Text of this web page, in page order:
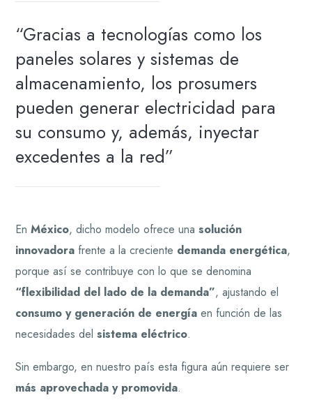
Gracias a tecnologías como los
paneles solares y sistemas de
almacenamiento, los prosumers
pueden generar electricidad para
su consumo y, además, inyectar
excedentes a la red
EnMéxico, dicho modelo ofrece unasolución
innovadora frente a la creciente demanda energética,
porque así se contribuye con lo que se denomina
“flexibilidad del lado de la demanda”, ajustando el
consumo y generación de energía en función de las
necesidades delsistema eléctrico.
Sin embargo, en nuestro país esta figura aún requiere ser
más aprovechada y promovida.